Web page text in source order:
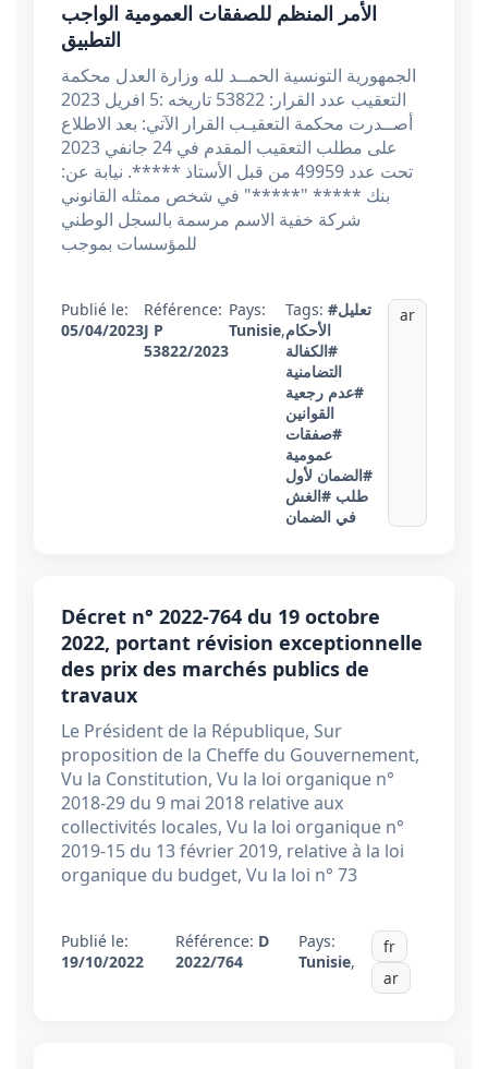
الأمر المنظم للصفقات العمومية الواجب
التطبيق
الجمهورية التونسية الحمــد لله وزارة العدل محكمة
التعقيب عدد القرار: 53822 تاريخه :5 افريل 2023
أصــدرت محكمة التعقيـب القرار الآتي: بعد الاطلاع
على مطلب التعقيب المقدم في 24 جانفي 2023
تحت عدد 49959 من قبل الأستاذ *****. نيابة عن:
بنك ***** "*****" في شخص ممثله القانوني
شركة خفية الاسم مرسمة بالسجل الوطني
للمؤسسات بموجب
Publié le:
05/04/2023
Référence:
J P
53822/2023
Pays:
Tunisie,
Tags: #تعليل
الأحكام
#الكفالة
التضامنية
#عدم رجعية
القوانين
#صفقات
عمومية
#الضمان لأول
طلب #الغش
في الضمان
ar
Décret n° 2022-764 du 19 octobre
2022, portant révision exceptionnelle
des prix des marchés publics de
travaux
Le Président de la République, Sur
proposition de la Cheffe du Gouvernement,
Vu la Constitution, Vu la loi organique n°
2018-29 du 9 mai 2018 relative aux
collectivités locales, Vu la loi organique n°
2019-15 du 13 février 2019, relative à la loi
organique du budget, Vu la loi n° 73
Publié le:
19/10/2022
Référence: D
2022/764
Pays:
Tunisie,
fr
ar